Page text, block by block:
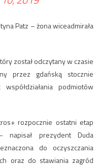
Patz – żona wiceadmirała
został odczytany w czasie
przez gdańską stocznie
podmiotów
rozpocznie ostatni etap
napisał prezydent Duda
do oczyszczania
oraz do stawiania zagród